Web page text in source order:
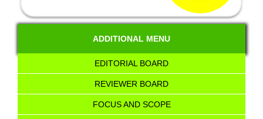
ADDITIONAL MENU
EDITORIAL BOARD
REVIEWER BOARD
FOCUS AND SCOPE